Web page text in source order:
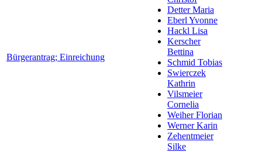
Bürgerantrag; Einreichung
Detter Maria
Eberl Yvonne
Hackl Lisa
Kerscher
Bettina
Schmid Tobias
Swierczek
Kathrin
Vilsmeier
Cornelia
Weiher Florian
Werner Karin
Zehentmeier
Silke